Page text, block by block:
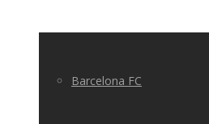
Barcelona FC